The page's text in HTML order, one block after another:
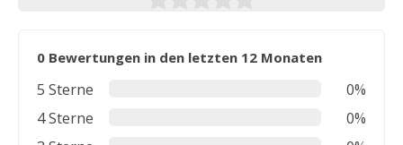
0 Bewertungen in den letzten 12 Monaten
5 Sterne
0%
4 Sterne
0%